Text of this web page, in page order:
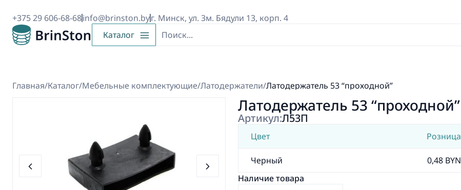
+375 29 606-68-68info@brinston.byг. Минск, ул. 3м. Бядули 13, корп. 4
Каталог
Главная/Каталог/Мебельные комплектующие/Латодержатели/Латодержатель 53 “проходной”
Латодержатель 53 “проходной”
Артикул:Л53П
Цвет Розница
Черный 0,48 BYN
Наличие товара